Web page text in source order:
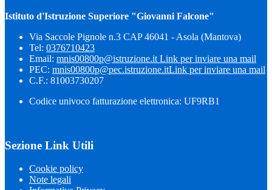
Istituto d'Istruzione Superiore "Giovanni Falcone"
Via Saccole Pignole n.3 CAP 46041 - Asola (Mantova)
Tel: 0376710423
Email: mnis00800p@istruzione.it Link per inviare una mail
PEC: mnis00800p@pec.istruzione.itLink per inviare una mail
C.F.: 81003730207
Codice univoco fatturazione elettronica: UF9RB1
Sezione Link Utili
Cookie policy
Note legali